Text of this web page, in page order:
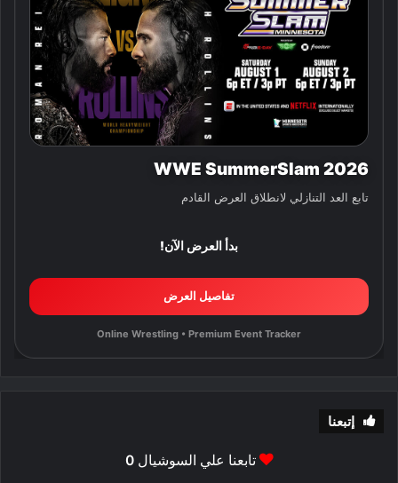
WWE SummerSlam 2026
تابع العد التنازلي لانطلاق العرض القادم
بدأ العرض الآن!
تفاصيل العرض
Online Wrestling • Premium Event Tracker
إتبعنا
تابعنا علي السوشيال0